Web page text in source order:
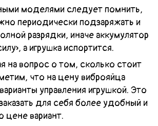
моделями следует помнить,
периодически подзаряжать и
разрядки, иначе аккумулятор
а игрушка испортится.
на вопрос о том, сколько стоит
что на цену виброяйца
управления игрушкой. Это
для себя более удобный и
вариант.